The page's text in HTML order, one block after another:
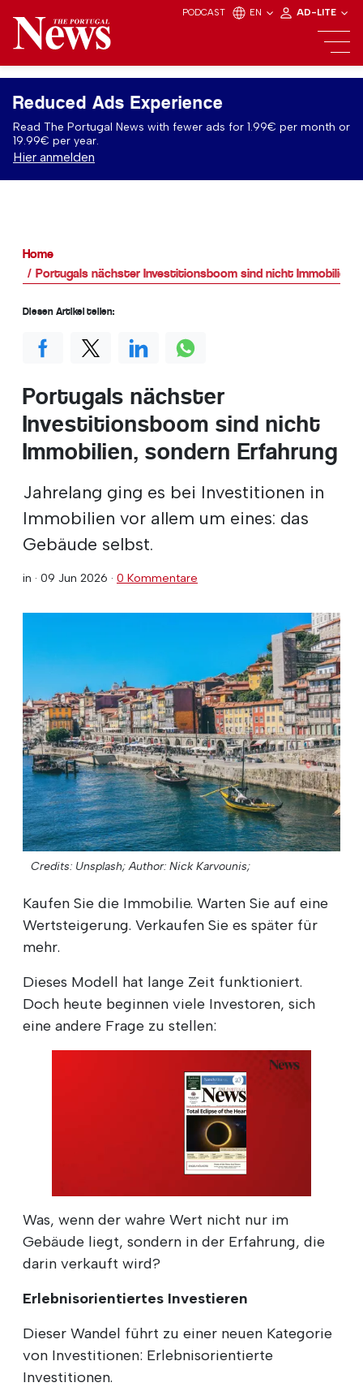
PODCAST EN AD-LITE
Reduced Ads Experience
Read The Portugal News with fewer ads for 1.99€ per month or
19.99€ per year.
Hier anmelden
Home
Portugals nächster Investitionsboom sind nicht Immobilien,
Portugals nächster
Investitionsboom sind nicht
Immobilien, sondern Erfahrung
Jahrelang ging es bei Investitionen in
Immobilien vor allem um eines: das
Gebäude selbst.
in · 09 Jun 2026 · 0 Kommentare
Credits: Unsplash; Author: Nick Karvounis;
Kaufen Sie die Immobilie. Warten Sie auf eine
Wertsteigerung. Verkaufen Sie es später für
mehr.
Dieses Modell hat lange Zeit funktioniert.
Doch heute beginnen viele Investoren, sich
eine andere Frage zu stellen:
Was, wenn der wahre Wert nicht nur im
Gebäude liegt, sondern in der Erfahrung, die
darin verkauft wird?
Erlebnisorientiertes Investieren
Dieser Wandel führt zu einer neuen Kategorie
von Investitionen: Erlebnisorientierte
Investitionen.
Diesen Artikel teilen: